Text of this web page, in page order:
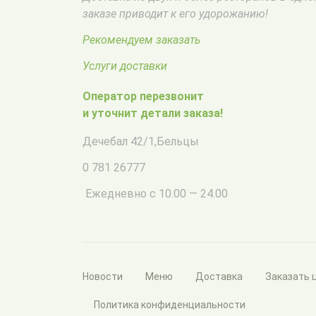
заказе приводит к его удорожанию!
Рекомендуем заказать
Услуги доставки
Оператор перезвонит
и уточнит детали заказа!
Дечебал 42/1 , Бельцы
0 781 26777
Ежедневно с 10.00 — 24.00
Новости Меню Доставка Заказать
Политика конфиденциальности